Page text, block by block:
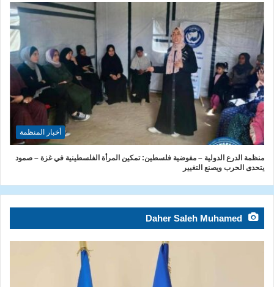
أخبار المنظمة
منظمة الدرع الدولية – مفوضية فلسطين: تمكين المرأة الفلسطينية في غزة – صمود
يتحدى الحرب ويصنع التغيير
Daher Saleh Muhamed